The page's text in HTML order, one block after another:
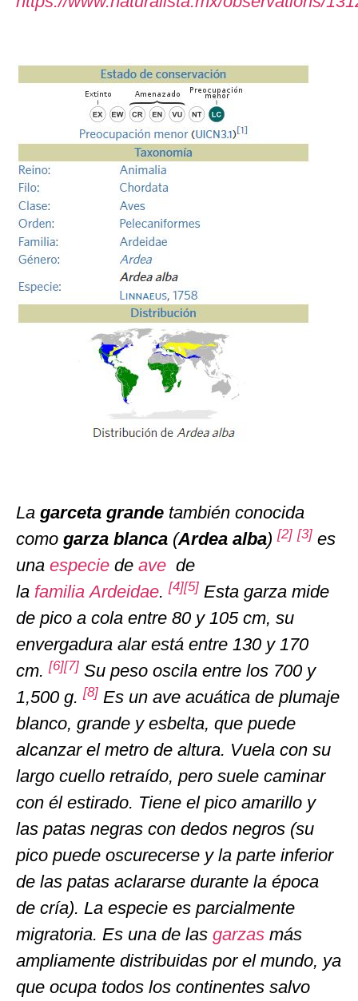
La garceta grande también conocida
como garza blanca (Ardea alba)[2] ​[3] ​ es
una especie de ave de
la familia Ardeidae.[4][5] ​ Esta garza mide
de pico a cola entre 80 y 105 cm, su
envergadura alar está entre 130 y 170
cm.[6][7] ​ Su peso oscila entre los 700 y
1,500 g.[8] ​ Es un ave acuática de plumaje
blanco, grande y esbelta, que puede
alcanzar el metro de altura. Vuela con su
largo cuello retraído, pero suele caminar
con él estirado. Tiene el pico amarillo y
las patas negras con dedos negros (su
pico puede oscurecerse y la parte inferior
de las patas aclararse durante la época
de cría). La especie es parcialmente
migratoria. Es una de las garzas más
ampliamente distribuidas por el mundo, ya
que ocupa todos los continentes salvo